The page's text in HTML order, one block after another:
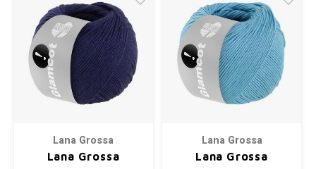
Lana Grossa
Lana Grossa
Lana Grossa
Lana Grossa